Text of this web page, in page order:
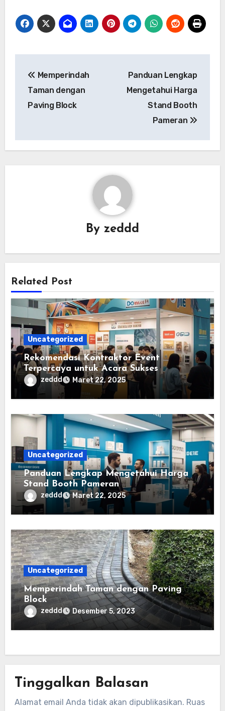
pos
Memperindah
Taman dengan
Paving Block
Panduan Lengkap
Mengetahui Harga
Stand Booth
Pameran
By zeddd
Related Post
Uncategorized
Rekomendasi Kontraktor Event
Terpercaya untuk Acara Sukses
zeddd Maret 22, 2025
Uncategorized
Panduan Lengkap Mengetahui Harga
Stand Booth Pameran
zeddd Maret 22, 2025
Uncategorized
Memperindah Taman dengan Paving
Block
zeddd Desember 5, 2023
Tinggalkan Balasan
Alamat email Anda tidak akan dipublikasikan. Ruas